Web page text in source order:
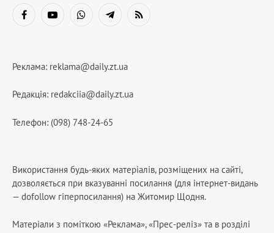
FacebookYouTubeWhatsAppTelegramRSS
Реклама: reklama@daily.zt.ua
Редакція: redakciia@daily.zt.ua
Телефон: (098) 748-24-65
Використання будь-яких матеріалів, розміщених на сайті,
дозволяється при вказуванні посилання (для інтернет-видань
— dofollow гіперпосилання) на Житомир Щодня.
Матеріали з поміткою «Реклама», «Прес-реліз» та в розділі